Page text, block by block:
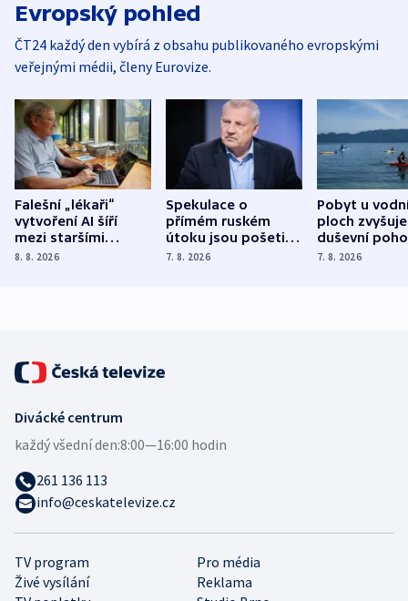
Evropský pohled
ČT24 každý den vybírá z obsahu publikovaného evropskými
veřejnými médii, členy Eurovize.
Falešní „lékaři“
vytvoření AI šíří
mezi staršími
Poláky nebezpečné
8. 8. 2026
Spekulace o
přímém ruském
útoku jsou pošetilé,
míní estonský
7. 8. 2026
Pobyt u
ploch zvyšuje
duševní
ukázala
7. 8. 2026
TV program
Pro média
Živé vysílání
Reklama
Divácké centrum
každý všední den:8:00—16:00 hodin
261 136 113
info@ceskatelevize.cz